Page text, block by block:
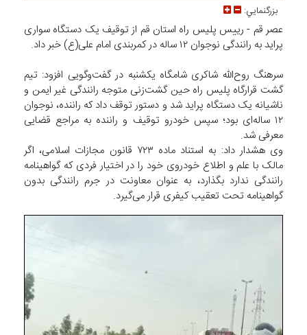
بزرگنمايي:
عصر قم - رییس پلیس راه استان قم از توقیف یک دستگاه سواری
پراید به رانندگی نوجوان ۱۲ ساله در کمربندی امام علی(ع) خبر داد.
سرهنگ روح‌الله شاکری شامگاه یکشنبه در گفت‌وگویی افزود: تیم
گشت قرارگاه پلیس راه حین گشت‌زنی متوجه رانندگی غیر ایمن و
ناشیانه یک دستگاه پراید شد و دستور توقف داد که راننده، نوجوان
۱۲ ساله‌ای بود؛ سپس خودرو توقیف و راننده به مراجع قضایی
معرفی شد.
وی هشدار داد: به استناد ماده ۷۲۳ قانون مجازات اسلامی، اگر
مالک با علم و اطلاع خودروی خود را در اختیار فردی که گواهینامه
رانندگی ندارد بگذارد، به عنوان معاونت در جرم رانندگی بدون
گواهینامه تحت تعقیب کیفری قرار می‌گیرد.